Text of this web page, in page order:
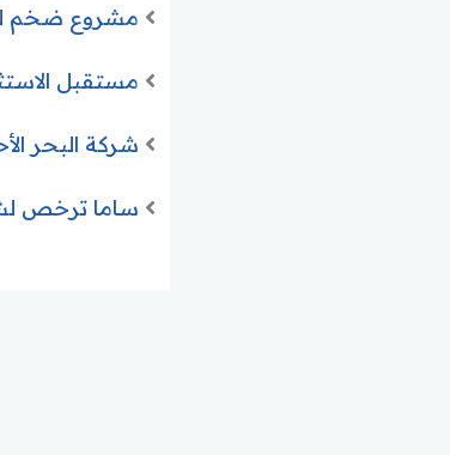
مشروع ضخم لتعزيز
مستقبل الاستثمار في السعودية
شركة البحر الأحمر
ساما ترخص